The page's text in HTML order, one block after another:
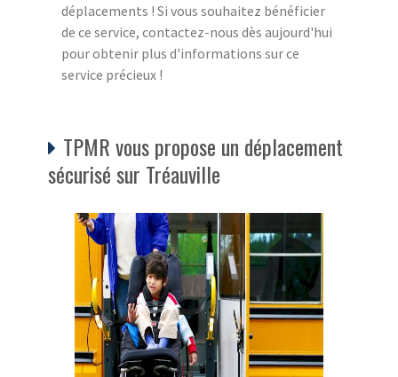
déplacements ! Si vous souhaitez bénéficier
de ce service, contactez-nous dès aujourd'hui
pour obtenir plus d'informations sur ce
service précieux !
TPMR vous propose un déplacement
sécurisé sur Tréauville